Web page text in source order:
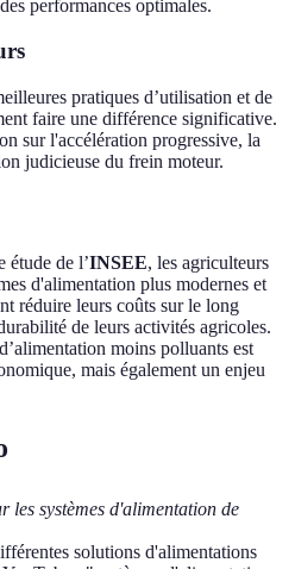
performances optimales.
pratiques d’utilisation et de
faire une différence significative.
sur l'accélération progressive, la
judicieuse du frein moteur.
étude de l’INSEE, les agriculteurs
d'alimentation plus modernes et
réduire leurs coûts sur le long
de leurs activités agricoles.
moins polluants est
mais également un enjeu
les systèmes d'alimentation de
solutions d'alimentations